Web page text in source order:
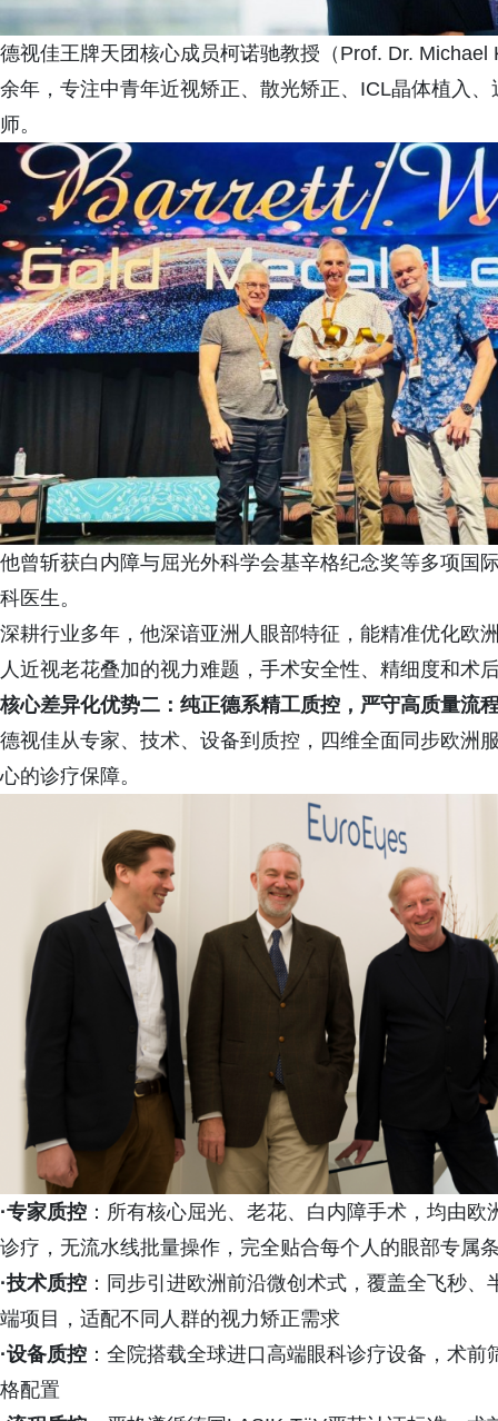
德视佳王牌天团核心成员柯诺驰教授（Prof. Dr.
余年，专注中青年近视矫正、散光矫正、ICL晶体植入
师。
他曾斩获白内障与屈光外科学会基辛格纪念奖等多项国
科医生。
深耕行业多年，他深谙亚洲人眼部特征，能精准优化欧
人近视老花叠加的视力难题，手术安全性、精细度和术
核心差异化优势二：纯正德系精工质控， 严守高质量流
德视佳从专家、技术、设备到质控，四维全面同步欧洲
心的诊疗保障。
·专家质控 ：所有核心屈光、老花、白内障手术，均由
诊疗，无流水线批量操作，完全贴合每个人的眼部专属
·技术质控 ：同步引进欧洲前沿微创术式，覆盖全飞秒
端项目，适配不同人群的视力矫正需求
·设备质控 ：全院搭载全球进口高端眼科诊疗设备，术
格配置